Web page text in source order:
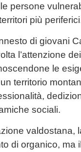
persone
più
di giovani
l’attenzione
le
territorio
sociali.
valdostana,
di organico, ma